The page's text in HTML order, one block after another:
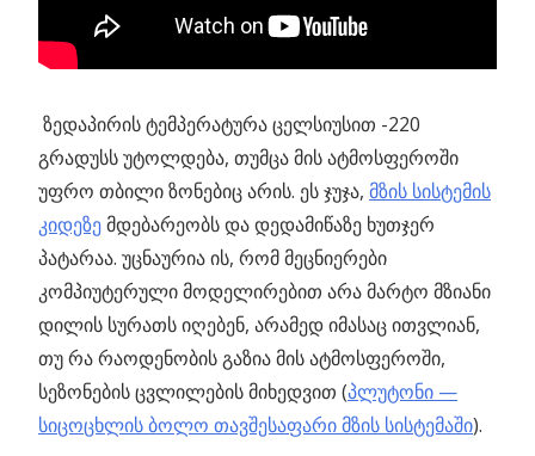
ზედაპირის ტემპერატურა ცელსიუსით -220
გრადუსს უტოლდება, თუმცა მის ატმოსფეროში
უფრო თბილი ზონებიც არის. ეს ჯუჯა, მზის სისტემის
კიდეზემდებარეობს და დედამიწაზე ხუთჯერ
პატარაა. უცნაურია ის, რომ მეცნიერები
კომპიუტერული მოდელირებით არა მარტო მზიანი
დილის სურათს იღებენ, არამედ იმასაც ითვლიან,
თუ რა რაოდენობის გაზია მის ატმოსფეროში,
სეზონების ცვლილების მიხედვით (პლუტონი —
სიცოცხლის ბოლო თავშესაფარი მზის სისტემაში).